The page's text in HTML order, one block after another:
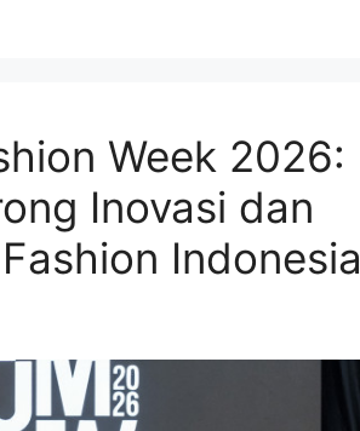
Week 2026:
Inovasi dan
Indonesia